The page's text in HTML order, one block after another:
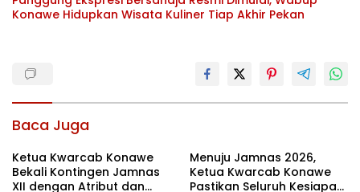
Konawe Hidupkan Wisata Kuliner Tiap Akhir Pekan
Baca Juga
Ketua Kwarcab Konawe
Bekali Kontingen Jamnas
XII dengan Atribut dan
Menuju Jamnas 2026,
Ketua Kwarcab Konawe
Pastikan Seluruh Kesiapan